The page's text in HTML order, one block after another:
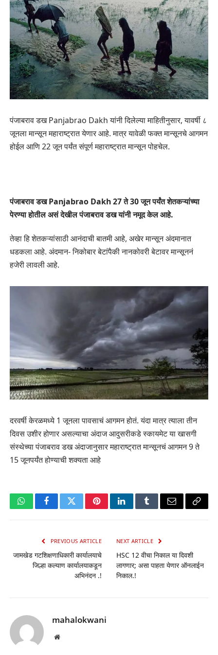
पंजाबराव डख Panjabrao Dakh यांनी दिलेल्या माहितीनुसार, यावर्षी ८
जूनला मान्सून महाराष्ट्रात येणार आहे. मात्र यावेळी फक्त मान्सूनचे आगमन
होईल आणि 22 जून पर्यंत संपूर्ण महाराष्ट्रात मान्सून पोहचेल.
पंजाबराव डख Panjabrao Dakh27 ते 30 जून पर्यंत शेतकऱ्यांच्या
पेरण्या होतील असं देखील पंजाबराव डख यांनी नमूद केल आहे.
तेव्हा हि शेतकऱ्यांसाठी आनंदाची बातमी आहे, अखेर मान्सून अंदमानात
धडकला आहे. अंदमान- निकोबार बेटांपैकी नानकोवरी बेटावर मान्सूननं
हजेरी लावली आहे.
दरवर्षी केरळमध्ये 1 जूनला पावसाचं आगमन होतं. यंदा मात्र त्याला तीन
दिवस उशीर होणार असल्याचा अंदाज आदुसरीकडे स्कायमेट या खासगी
संस्थेच्या पंजाबराव डख अंदाजानुसार महाराष्ट्रात मान्सूनचं आगमन 9 ते
15 जूनपर्यंत होण्याची शक्यता आहे
WhatsAppFacebookTwitterPinterestLinkedInTumblrEmail Copy
PREVIOUS ARTICLE
जामखेड गटशिक्षणाधिकारी कार्यालयाचे
जिल्हा कल्याण कार्यालयाकडून
अभिनंदन .!
NEXT ARTICLE
HSC 12 वीचा निकाल या दिवशी
लागणार; असा पाहता येणार ऑनलाईन
निकाल.!
mahalokwani
Website